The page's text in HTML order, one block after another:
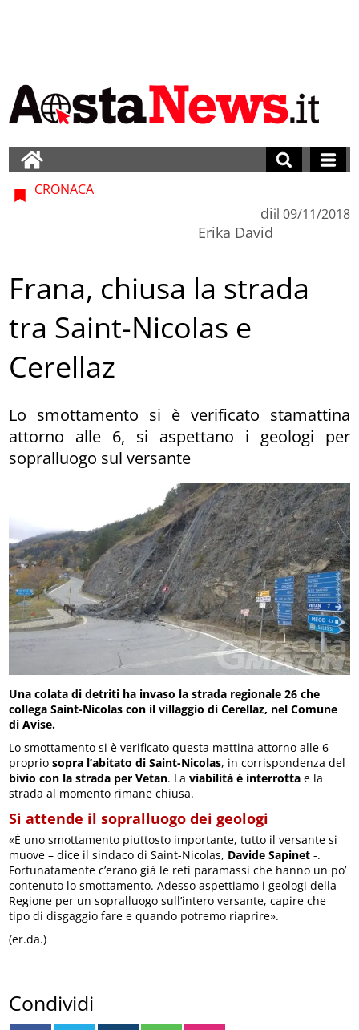
CRONACA
di
Erika David
il 09/11/2018
Frana, chiusa la strada
tra Saint-Nicolas e
Cerellaz
Lo smottamento si è verificato stamattina
attorno alle 6, si aspettano i geologi per
sopralluogo sul versante
Una colata di detriti ha invaso la strada regionale 26 che
collega Saint-Nicolas con il villaggio di Cerellaz, nel Comune
di Avise.
Lo smottamento si è verificato questa mattina attorno alle 6
propriosopra l’abitato di Saint-Nicolas, in corrispondenza del
bivio con la strada per Vetan. Laviabilità è interrotta e la
strada al momento rimane chiusa.
Si attende il sopralluogo dei geologi
«È uno smottamento piuttosto importante, tutto il versante si
muove – dice il sindaco di Saint-Nicolas, Davide Sapinet -.
Fortunatamente c’erano già le reti paramassi che hanno un po’
contenuto lo smottamento. Adesso aspettiamo i geologi della
Regione per un sopralluogo sull’intero versante, capire che
tipo di disgaggio fare e quando potremo riaprire».
(er.da.)
Condividi